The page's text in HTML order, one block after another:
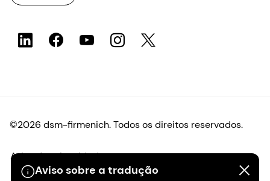
Aviso sobre a tradução
©2026 dsm-firmenich. Todos os direitos reservados.
Aviso de privacidade